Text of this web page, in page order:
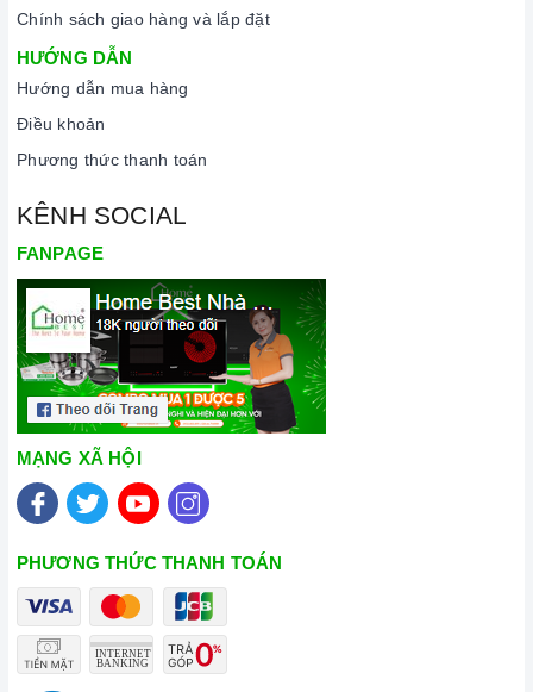
Kích thước đường thoát
Điện nguồn
Chính sách giao hàng và lắp đặt
HƯỚNG DẪN
Hướng dẫn mua hàng
Điều khoản
Phương thức thanh toán
KÊNH SOCIAL
FANPAGE
MẠNG XÃ HỘI
PHƯƠNG THỨC THANH TOÁN